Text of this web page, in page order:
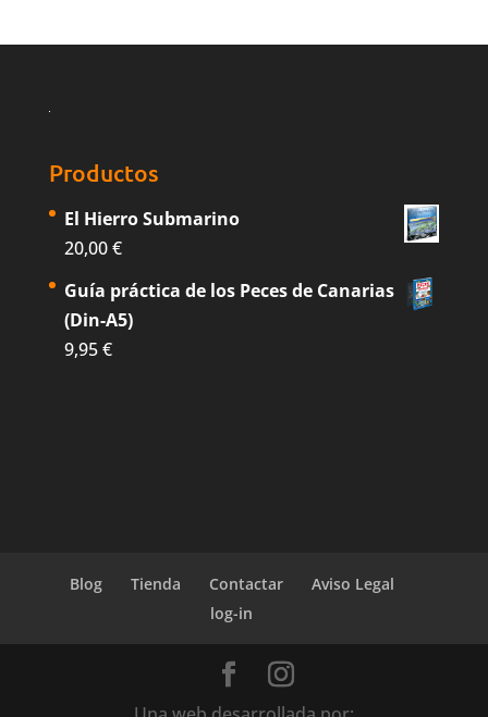
Productos
El Hierro Submarino
20,00€
Guía práctica de los Peces de Canarias
(Din-A5)
9,95€
Blog Tienda Contactar
Aviso Legal
log-in